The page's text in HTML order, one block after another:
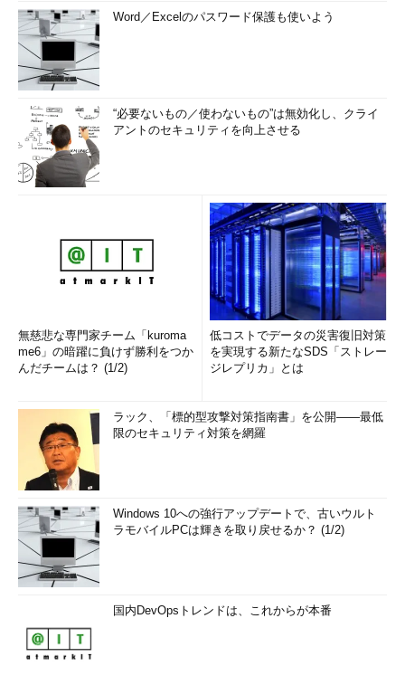
Word／Excelのパスワード保護も使いよう
“必要ないもの／使わないもの”は無効化し、クライ
アントのセキュリティを向上させる
無慈悲な専門家チーム「kuroma
me6」の暗躍に負けず勝利をつか
んだチームは？ (1/2)
低コストでデータの災害復旧対策
を実現する新たなSDS「ストレー
ジレプリカ」とは
ラック、「標的型攻撃対策指南書」を公開――最低
限のセキュリティ対策を網羅
Windows 10への強行アップデートで、古いウルト
ラモバイルPCは輝きを取り戻せるか？ (1/2)
国内DevOpsトレンドは、これからが本番